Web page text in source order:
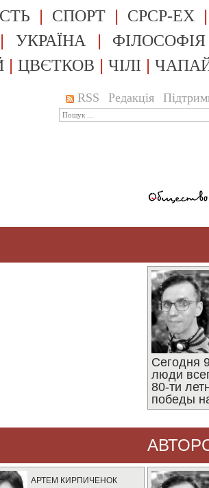
| СПОРТ | СРСР-EX
УКРАЇНА | ФІЛОСОФІЯ
| ЦВЄТКОВ | ЧІЛІ |
RSS Редакція
Сегодня
люди
80-ти
победы
АРТЕМ КИРПИЧЕНОК